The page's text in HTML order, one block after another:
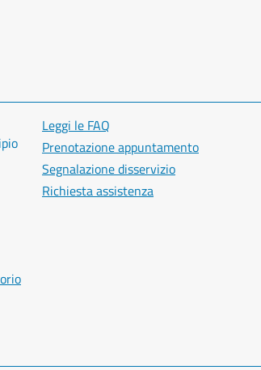
Leggi le FAQ
Prenotazione appuntamento
Segnalazione disservizio
Richiesta assistenza